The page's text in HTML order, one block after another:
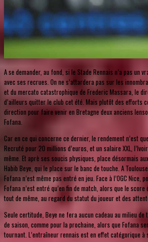
A se demander, au fond, si le Stade Rennais n’a pas un
avec ses recrues. On ne s’attardera pas sur les
et du mercato catastrophique de Frederic Massara, le
d’ailleurs quitter le club cet été. Mais plutôt des efforts
direction pour faire venir en Bretagne deux anciens
Fofana.
Car en ce qui concerne ce dernier, le rendement n’est
Recruté pour 20 millions d’euros, et un salaire XXL,
même. Et aprè ses soucis physiques, place désormais
Habib Beye, qui le place sur le banc de touche. A
Fofana n’est même pas entré en jeu. Face à l’OGC
Fofana n’est entré qu’en fin de match, alors que le
tout de même, au regard du statut du joueur et des
Seule certitude, Beye ne fera aucun cadeau au milieu
de saison, comme pour la prochaine, alors que Fofana
tournant. L’entraîneur rennais est en effet catégorique à